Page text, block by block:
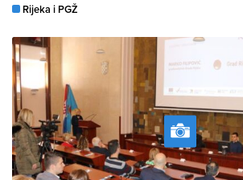
Rijeka i PGŽ